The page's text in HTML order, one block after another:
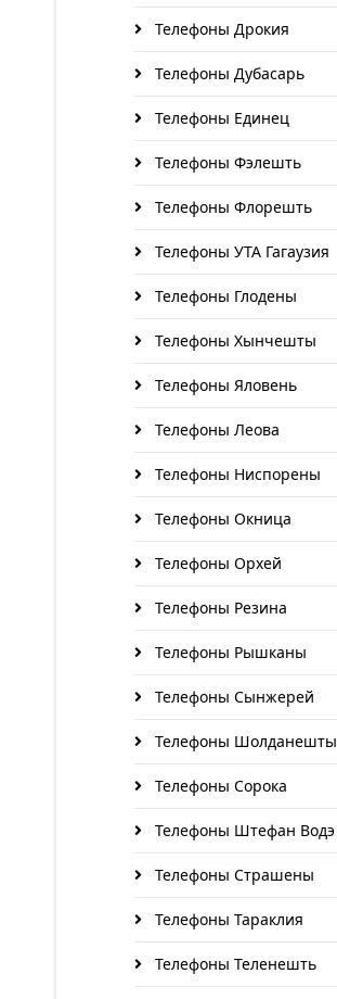
Телефоны Дрокия
Телефоны Дубасарь
Телефоны Единец
Телефоны Фэлешть
Телефоны Флорешть
Телефоны УТА Гагаузия
Телефоны Глодены
Телефоны Хынчешты
Телефоны Яловень
Телефоны Леова
Телефоны Ниспорены
Телефоны Окница
Телефоны Орхей
Телефоны Резина
Телефоны Рышканы
Телефоны Сынжерей
Телефоны Шолданешты
Телефоны Сорока
Телефоны Штефан Водэ
Телефоны Страшены
Телефоны Тараклия
Телефоны Теленешть